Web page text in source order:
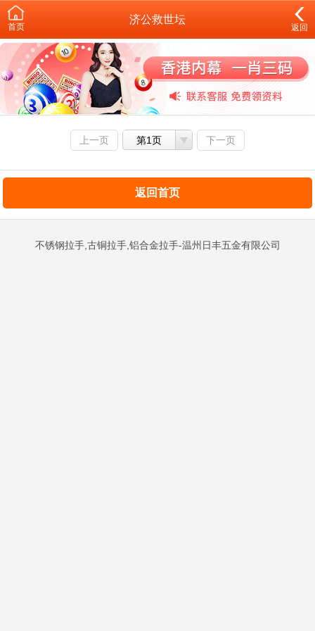
首页
济公救世坛
返回
上一页 第1页 下一页
返回首页
不锈钢拉手,古铜拉手,铝合金拉手-温州日丰五金有限公司